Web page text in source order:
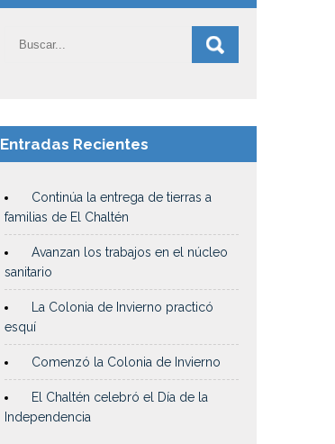
Entradas Recientes
Continúa la entrega de tierras a
familias de El Chaltén
Avanzan los trabajos en el núcleo
sanitario
La Colonia de Invierno practicó
esquí
Comenzó la Colonia de Invierno
El Chaltén celebró el Día de la
Independencia